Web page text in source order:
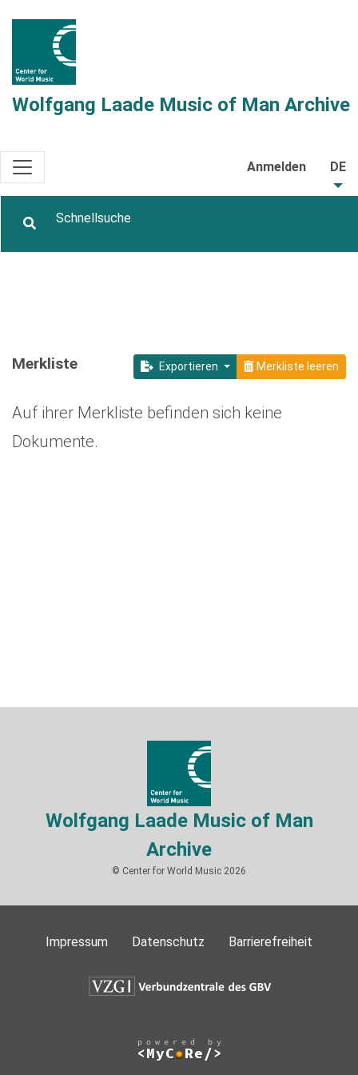
Wolfgang Laade Music of Man Archive
Anmelden DE
Exportieren Merkliste leeren
Merkliste
Auf ihrer Merkliste befinden sich keine
Dokumente.
Wolfgang Laade Music of Man
Archive
© Center for World Music 2026
Impressum Datenschutz Barrierefreiheit